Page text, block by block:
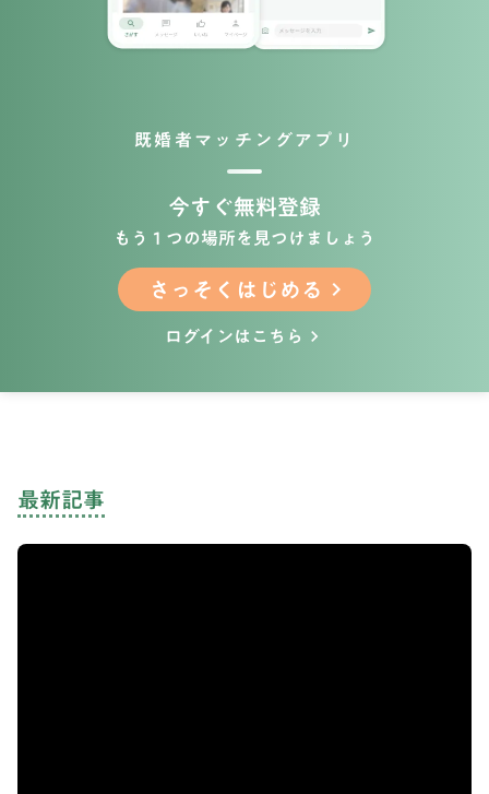
既婚者マッチングアプリ
今すぐ無料登録
もう１つの場所を見つけましょう
さっそくはじめる keyboard_arrow_right
ログインはこちら keyboard_arrow_right
最新記事